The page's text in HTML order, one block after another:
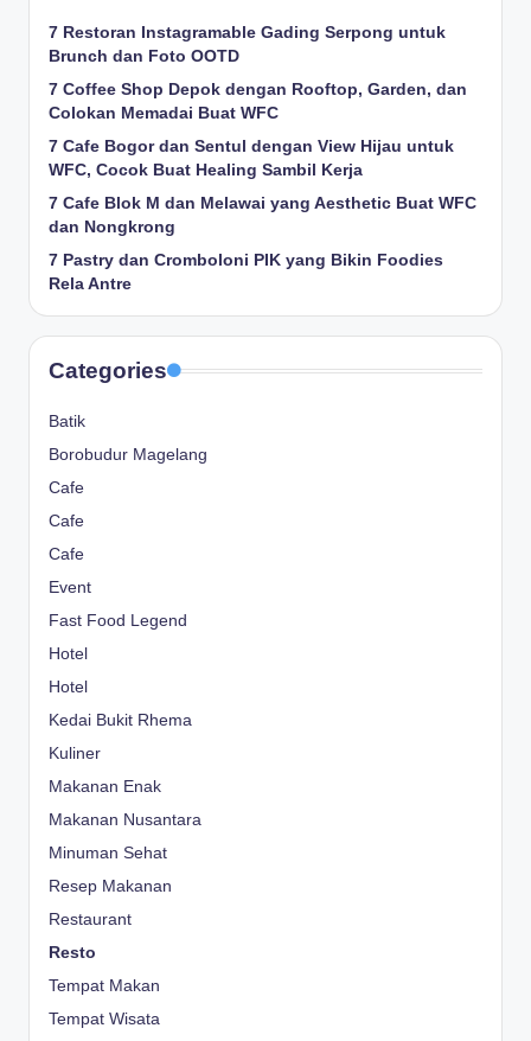
7 Restoran Instagramable Gading Serpong untuk
Brunch dan Foto OOTD
7 Coffee Shop Depok dengan Rooftop, Garden, dan
Colokan Memadai Buat WFC
7 Cafe Bogor dan Sentul dengan View Hijau untuk
WFC, Cocok Buat Healing Sambil Kerja
7 Cafe Blok M dan Melawai yang Aesthetic Buat WFC
dan Nongkrong
7 Pastry dan Cromboloni PIK yang Bikin Foodies
Rela Antre
Categories
Batik
Borobudur Magelang
Cafe
Cafe
Cafe
Event
Fast Food Legend
Hotel
Hotel
Kedai Bukit Rhema
Kuliner
Makanan Enak
Makanan Nusantara
Minuman Sehat
Resep Makanan
Restaurant
Resto
Tempat Makan
Tempat Wisata